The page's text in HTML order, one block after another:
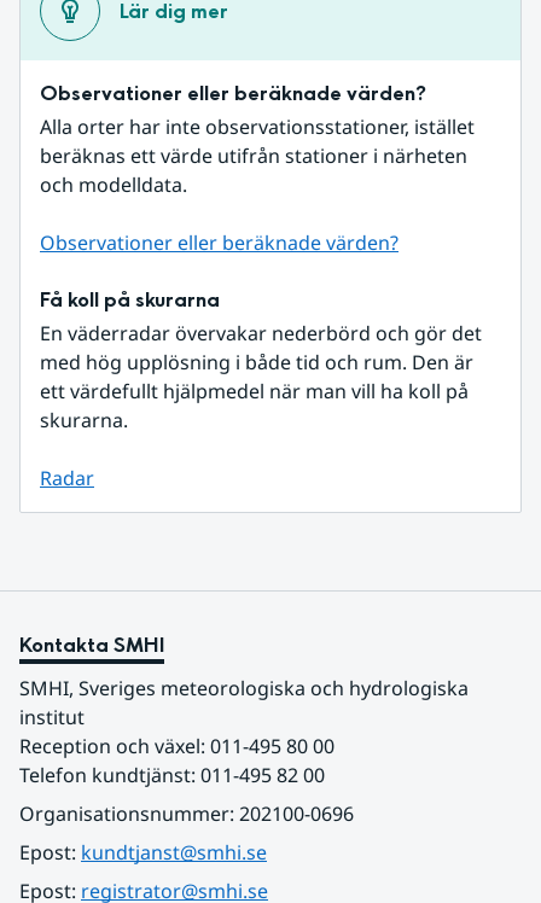
Lär dig mer
Observationer eller beräknade värden?
Alla orter har inte observationsstationer, istället
beräknas ett värde utifrån stationer i närheten
och modelldata.
Observationer eller beräknade värden?
Få koll på skurarna
En väderradar övervakar nederbörd och gör det
med hög upplösning i både tid och rum. Den är
ett värdefullt hjälpmedel när man vill ha koll på
skurarna.
Radar
Kontakta SMHI
SMHI, Sveriges meteorologiska och hydrologiska
institut
Reception och växel: 011-495 80 00
Telefon kundtjänst: 011-495 82 00
Organisationsnummer: 202100-0696
Epost: kundtjanst@smhi.se
Epost: registrator@smhi.se